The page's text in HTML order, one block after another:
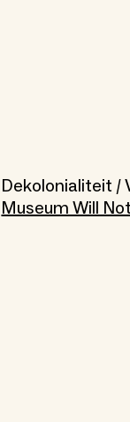
Dekolonialiteit /
Museum Will